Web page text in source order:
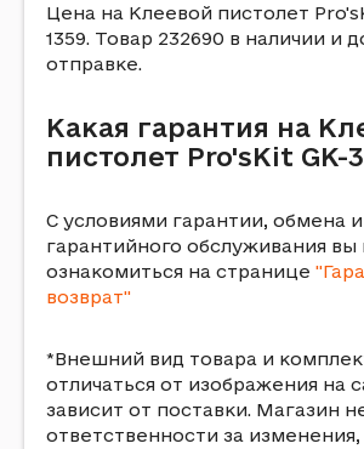
Цена на Клеевой пистолет
1359. Товар 232690 в наличии и
отправке.
Какая гарантия на
пистолет Pro'sKit GK-
С условиями гарантии, обмена и
гарантийного обслуживания
ознакомиться на странице
возврат"
*Внешний вид товара и
отличаться от изображения на
зависит от поставки. Магазин
ответственности за